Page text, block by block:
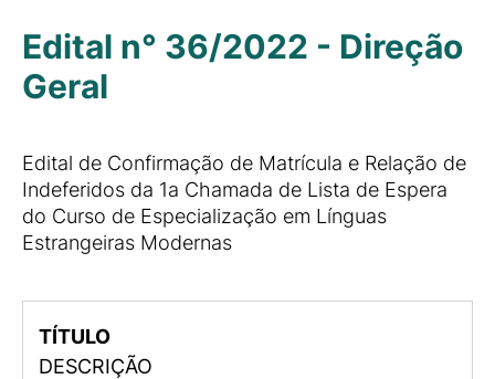
Edital n° 36/2022 - Direção
Geral
Edital de Confirmação de Matrícula e Relação de
Indeferidos da 1a Chamada de Lista de Espera
do Curso de Especialização em Línguas
Estrangeiras Modernas
TÍTULO
DESCRIÇÃO